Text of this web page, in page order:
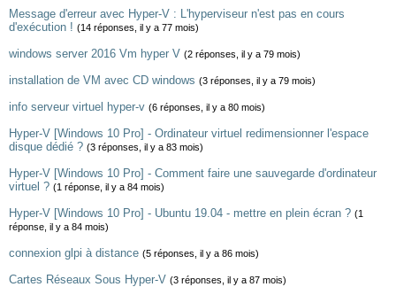
Message d'erreur avec Hyper-V : L'hyperviseur n'est pas en cours
d'exécution ! (14 réponses, il y a 77 mois)
windows server 2016 Vm hyper V (2 réponses, il y a 79 mois)
installation de VM avec CD windows (3 réponses, il y a 79 mois)
info serveur virtuel hyper-v (6 réponses, il y a 80 mois)
Hyper-V [Windows 10 Pro] - Ordinateur virtuel redimensionner l'espace
disque dédié ? (3 réponses, il y a 83 mois)
Hyper-V [Windows 10 Pro] - Comment faire une sauvegarde d'ordinateur
virtuel ? (1 réponse, il y a 84 mois)
Hyper-V [Windows 10 Pro] - Ubuntu 19.04 - mettre en plein écran ? (1
réponse, il y a 84 mois)
connexion glpi à distance (5 réponses, il y a 86 mois)
Cartes Réseaux Sous Hyper-V (3 réponses, il y a 87 mois)